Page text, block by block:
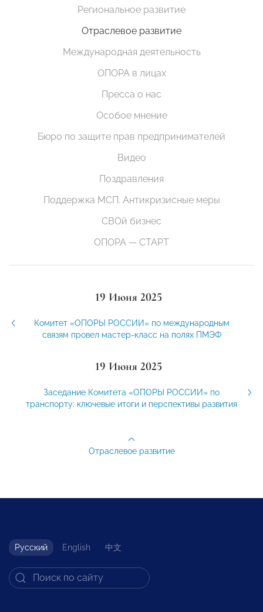
Региональное развитие
Отраслевое развитие
Международная деятельность
ОПОРА в лицах
Пресса о нас
Особое мнение
Бюро по защите прав предпринимателей
Видео
Поздравления
Поддержка МСП. Антикризисные меры
СВОй бизнес
ОПОРА — СТАРТ
19 Июня 2025
Комитет «ОПОРЫ РОССИИ» по международным
связям провел мастер-класс на полях ПМЭФ
19 Июня 2025
Заседание Комитета «ОПОРЫ РОССИИ» по
транспорту: ключевые итоги и перспективы развития
Отраслевое развитие
Русский English 中文